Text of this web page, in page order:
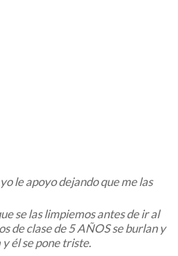
le apoyo dejando que me las
se las limpiemos antes de ir al
de clase de 5 AÑOS se burlan y
él se pone triste.